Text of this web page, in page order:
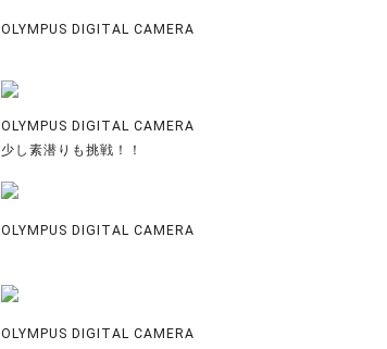
OLYMPUS DIGITAL CAMERA
OLYMPUS DIGITAL CAMERA
少し素潜りも挑戦！！
OLYMPUS DIGITAL CAMERA
OLYMPUS DIGITAL CAMERA